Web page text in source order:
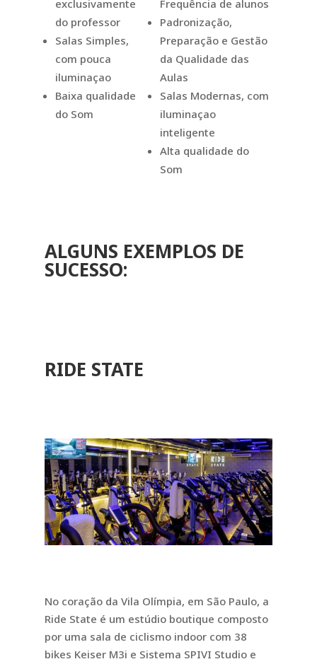
exclusivamente
do professor
Salas Simples,
com pouca
iluminaçao
Baixa qualidade
do Som
Frequência de alunos
Padronização,
Preparação e Gestão
da Qualidade das
Aulas
Salas Modernas, com
iluminaçao
inteligente
Alta qualidade do
Som
ALGUNS EXEMPLOS DE
SUCESSO:
RIDE STATE
No coração da Vila Olímpia, em São Paulo, a
Ride State é um estúdio boutique composto
por uma sala de ciclismo indoor com 38
bikes Keiser M3i e Sistema SPIVI Studio e